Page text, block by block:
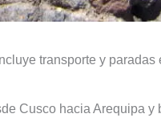
transporte y
Cusco hacia Arequipa